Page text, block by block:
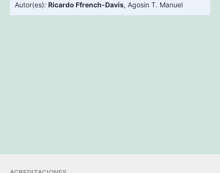
Autor(es): Ricardo Ffrench-Davis, Agosin T. Manuel